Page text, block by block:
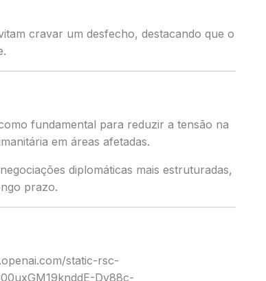
cravar um desfecho, destacando que o
fundamental para reduzir a tensão na
em áreas afetadas.
diplomáticas mais estruturadas,
prazo.